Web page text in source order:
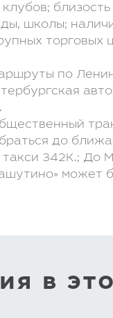
школы;
торговых
по
до
342К.; До
может
в